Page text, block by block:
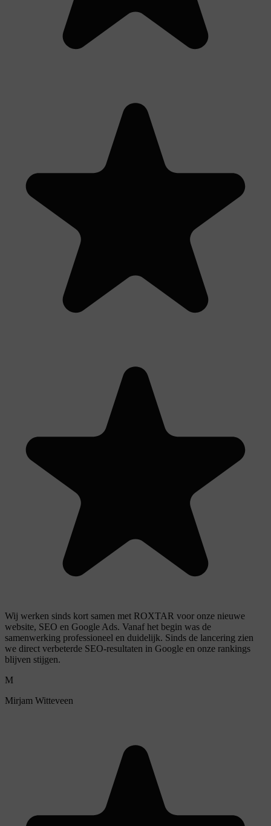
Wij werken sinds kort samen met ROXTAR voor onze nieuwe
website, SEO en Google Ads. Vanaf het begin was de
samenwerking professioneel en duidelijk. Sinds de lancering zien
we direct verbeterde SEO-resultaten in Google en onze rankings
blijven stijgen.
M
Mirjam Witteveen